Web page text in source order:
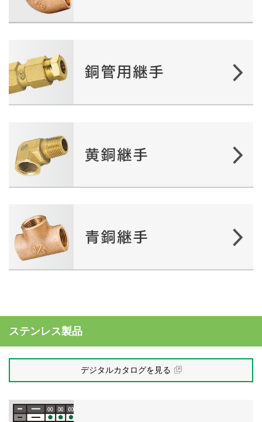
ステンレス製品
デジタルカタログを見る